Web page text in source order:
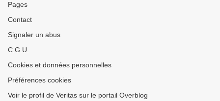
Pages
Contact
Signaler un abus
C.G.U.
Cookies et données personnelles
Préférences cookies
Voir le profil de Veritas sur le portail Overblog